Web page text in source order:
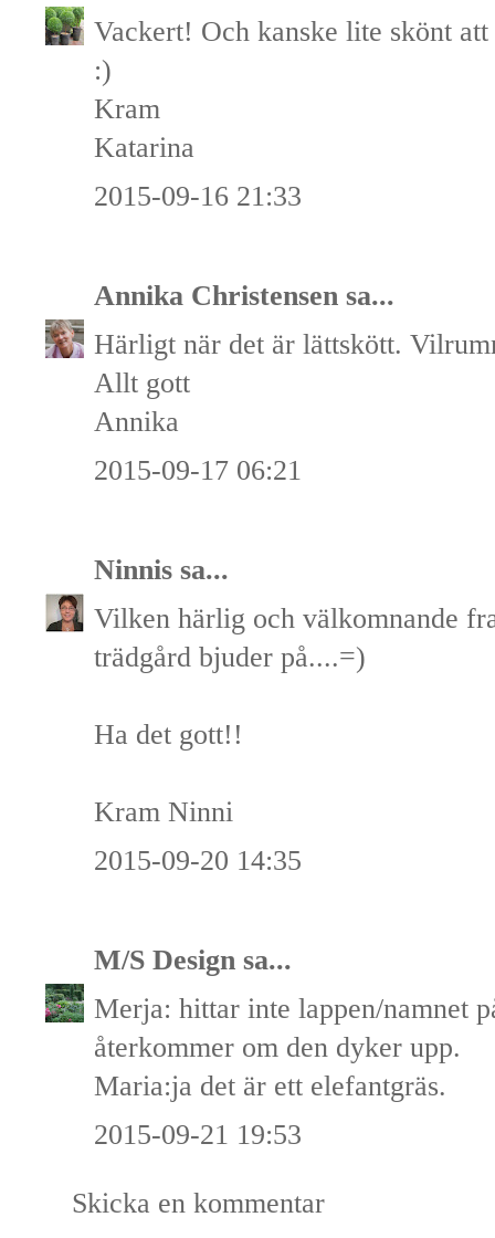
Vackert! Och kanske lite skönt
:)
Kram
Katarina
2015-09-16 21:33
Annika Christensen sa...
Härligt när det är lättskött.
Allt gott
Annika
2015-09-17 06:21
Ninnis sa...
Vilken härlig och välkomnande
trädgård bjuder på....=)
Ha det gott!!
Kram Ninni
2015-09-20 14:35
M/S Design sa...
Merja: hittar inte lappen/namnet
återkommer om den dyker upp.
Maria:ja det är ett elefantgräs.
2015-09-21 19:53
Skicka en kommentar